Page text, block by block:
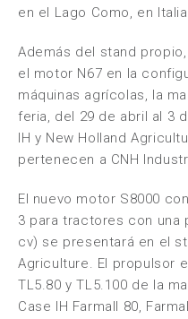
en el Lago Como, en
Además del stand
el motor N67 en la
máquinas agrícolas, la
feria, del 29 de abril al 3
IH y New Holland
pertenecen a CNH
El nuevo motor S8000
3 para tractores con una
cv) se presentará en el
Agriculture. El propulsor
TL5.80 y TL5.100 de la
Case IH Farmall 80,